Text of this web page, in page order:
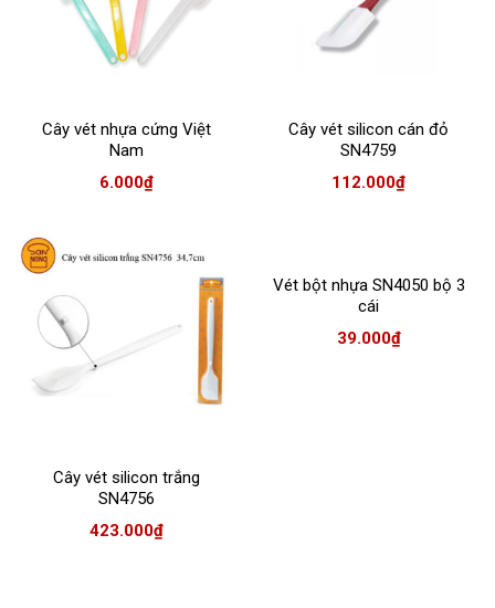
Cây vét nhựa cứng Việt
Nam
6.000₫
Cây vét silicon cán đỏ
SN4759
112.000₫
Cây vét silicon trắng
SN4756
423.000₫
Vét bột nhựa SN4050 bộ 3
cái
39.000₫